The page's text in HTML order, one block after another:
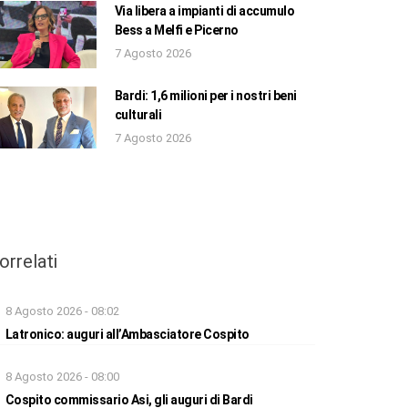
Via libera a impianti di accumulo
Bess a Melfi e Picerno
7 Agosto 2026
Bardi: 1,6 milioni per i nostri beni
culturali
7 Agosto 2026
8 Agosto 2026 - 08:02
Latronico: auguri all’Ambasciatore Cospito
8 Agosto 2026 - 08:00
Cospito commissario Asi, gli auguri di Bardi